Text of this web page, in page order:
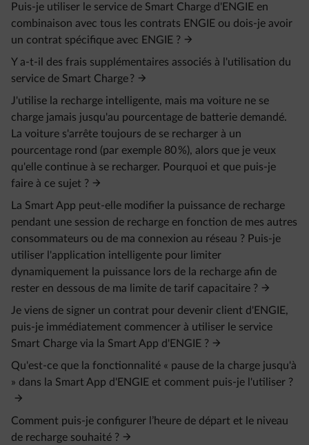
Puis-je utiliser le service de Smart Charge d'ENGIE en
combinaison avec tous les contrats ENGIE ou dois-je avoir
un contrat spécifique avec ENGIE ?
Y a-t-il des frais supplémentaires associés à l'utilisation du
service de Smart Charge ?
J'utilise la recharge intelligente, mais ma voiture ne se
charge jamais jusqu'au pourcentage de batterie demandé.
La voiture s'arrête toujours de se recharger à un
pourcentage rond (par exemple 80 %), alors que je veux
qu'elle continue à se recharger. Pourquoi et que puis-je
faire à ce sujet ?
La Smart App peut-elle modifier la puissance de recharge
pendant une session de recharge en fonction de mes autres
consommateurs ou de ma connexion au réseau ? Puis-je
utiliser l'application intelligente pour limiter
dynamiquement la puissance lors de la recharge afin de
rester en dessous de ma limite de tarif capacitaire ?
Je viens de signer un contrat pour devenir client d'ENGIE,
puis-je immédiatement commencer à utiliser le service
Smart Charge via la Smart App d'ENGIE ?
Qu'est-ce que la fonctionnalité « pause de la charge jusqu'à
» dans la Smart App d'ENGIE et comment puis-je l'utiliser ?
Comment puis-je configurer l’heure de départ et le niveau
de recharge souhaité ?